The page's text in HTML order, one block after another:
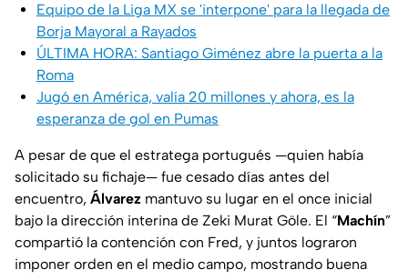
Equipo de la Liga MX se 'interpone' para la llegada de
Borja Mayoral a Rayados
ÚLTIMA HORA: Santiago Giménez abre la puerta a la
Roma
Jugó en América, valía 20 millones y ahora, es la
esperanza de gol en Pumas
A pesar de que el estratega portugués —quien había
solicitado su fichaje— fue cesado días antes del
encuentro, Álvarez mantuvo su lugar en el once inicial
bajo la dirección interina de Zeki Murat Göle. El “Machín”
compartió la contención con Fred, y juntos lograron
imponer orden en el medio campo, mostrando buena